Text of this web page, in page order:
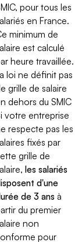
pour tous les
en France.
minimum de
est calculé
heure travaillée.
loi ne définit pas
grille de salaire
dehors du SMIC
votre entreprise
respecte pas les
fixés par
grille de
les salariés
d'une
de 3 ans à
du premier
non
pour